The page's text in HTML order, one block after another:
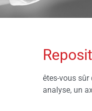
êtes-vous
analyse, un